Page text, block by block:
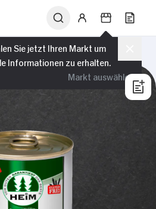
Sie jetzt Ihren Markt um
Informationen zu erhalten.
Markt auswählen